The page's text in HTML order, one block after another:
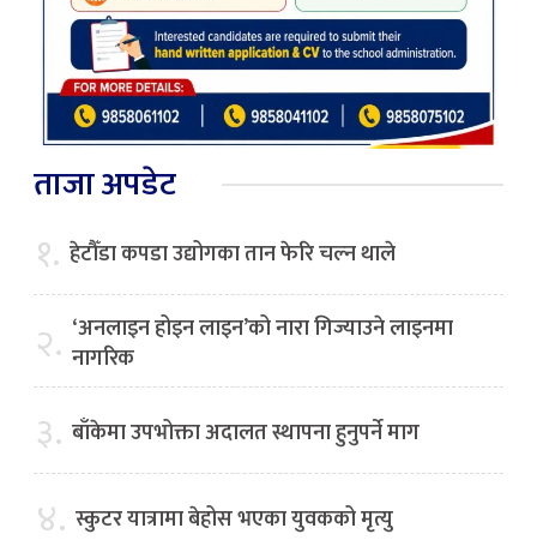
ताजा अपडेट
१. हेटौँडा कपडा उद्योगका तान फेरि चल्न थाले
२. ‘अनलाइन होइन लाइन’को नारा गिज्याउने लाइनमा
नागरिक
३. बाँकेमा उपभोक्ता अदालत स्थापना हुनुपर्ने माग
४. स्कुटर यात्रामा बेहोस भएका युवकको मृत्यु